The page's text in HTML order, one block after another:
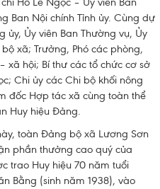
Ban Nội chính Tỉnh ủy. Cùng dự
Ủy viên Ban Thường vụ, Ủy
xã; Trưởng, Phó các phòng,
xã hội; Bí thư các tổ chức cơ sở
Chi ủy các Chi bộ khối nông
đốc Hợp tác xã cùng toàn thể
Huy hiệu Đảng.
toàn Đảng bộ xã Lương Sơn
phần thưởng cao quý của
trao Huy hiệu 70 năm tuổi
Bằng (sinh năm 1938), vào